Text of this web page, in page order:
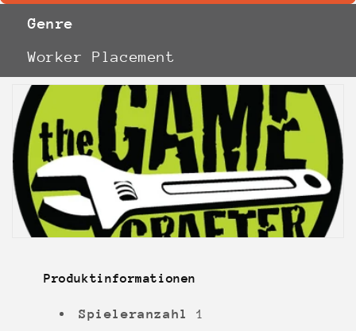
Genre
Worker Placement
Produktinformationen
Spieleranzahl1